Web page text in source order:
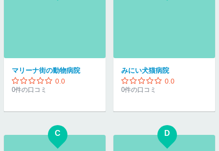
マリーナ街の動物病院
0.0
0件の口コミ
みにい犬猫病院
0.0
0件の口コミ
C D